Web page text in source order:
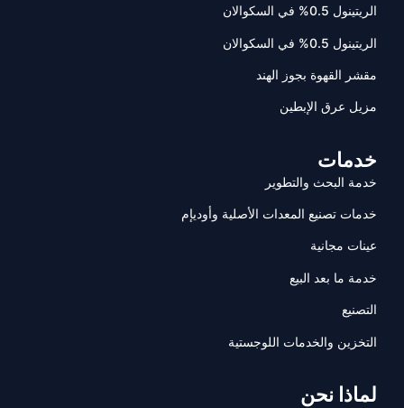
الريتينول 0.5% في السكوالان
الريتينول 0.5% في السكوالان
مقشر القهوة بجوز الهند
مزيل عرق الإبطين
خدمات
خدمة البحث والتطوير
خدمات تصنيع المعدات الأصلية وأوديإم
عينات مجانية
خدمة ما بعد البيع
التصنيع
التخزين والخدمات اللوجستية
لماذا نحن